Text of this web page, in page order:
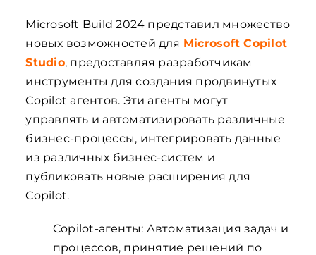
Microsoft Build 2024 представил множество
новых возможностей для Microsoft Copilot
Studio, предоставляя разработчикам
инструменты для создания продвинутых
Copilot агентов. Эти агенты могут
управлять и автоматизировать различные
бизнес-процессы, интегрировать данные
из различных бизнес-систем и
публиковать новые расширения для
Copilot.
Copilot-агенты: Автоматизация задач и
процессов, принятие решений по